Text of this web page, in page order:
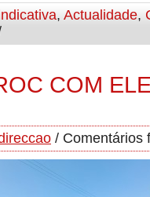
, Actualidade,
COM
/ Comentários